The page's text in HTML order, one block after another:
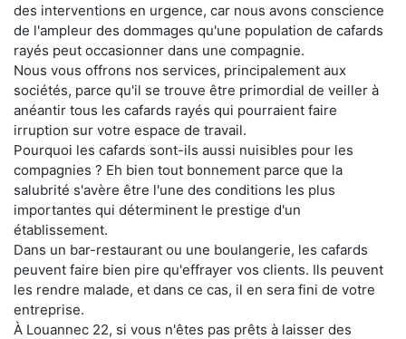
des interventions en urgence, car nous avons conscience
de l'ampleur des dommages qu'une population de cafards
rayés peut occasionner dans une compagnie.
Nous vous offrons nos services, principalement aux
sociétés, parce qu'il se trouve être primordial de veiller à
anéantir tous les cafards rayés qui pourraient faire
irruption sur votre espace de travail.
Pourquoi les cafards sont-ils aussi nuisibles pour les
compagnies ? Eh bien tout bonnement parce que la
salubrité s'avère être l'une des conditions les plus
importantes qui déterminent le prestige d'un
établissement.
Dans un bar-restaurant ou une boulangerie, les cafards
peuvent faire bien pire qu'effrayer vos clients. Ils peuvent
les rendre malade, et dans ce cas, il en sera fini de votre
entreprise.
À Louannec 22, si vous n'êtes pas prêts à laisser des